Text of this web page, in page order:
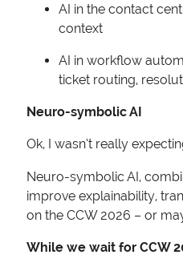
AI in the contact
context
AI in workflow
ticket routing,
Neuro-symbolic AI
Ok, I wasn’t really
Neuro-symbolic AI,
improve explainability,
on the CCW 2026 – or
While we wait for CCW